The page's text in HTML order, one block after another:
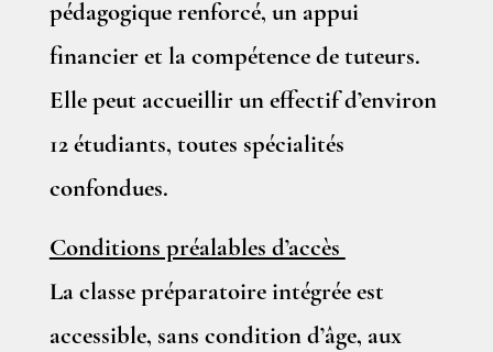
pédagogique renforcé, un appui
financier et la compétence de tuteurs.
Elle peut accueillir un effectif d’environ
12 étudiants, toutes spécialités
confondues.
Conditions préalables d’accès
La classe préparatoire intégrée est
accessible, sans condition d’âge, aux